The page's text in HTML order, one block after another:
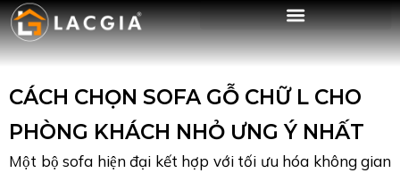
CÁCH CHỌN SOFA GỖ CHỮ L CHO
PHÒNG KHÁCH NHỎ ƯNG Ý NHẤT
Một bộ sofa hiện đại kết hợp với tối ưu hóa không gian